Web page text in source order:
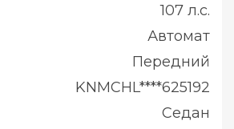
107 л.с.
Автомат
Передний
KNMCHL****625192
Седан